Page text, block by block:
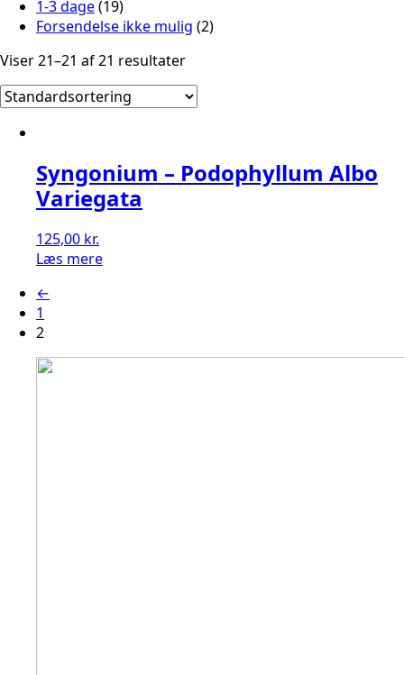
1-3 dage(19)
Forsendelse ikke mulig (2)
Viser 21–21 af 21 resultater
Syngonium – Podophyllum Albo
Variegata
125,00 kr.
Læs mere
←
1
2